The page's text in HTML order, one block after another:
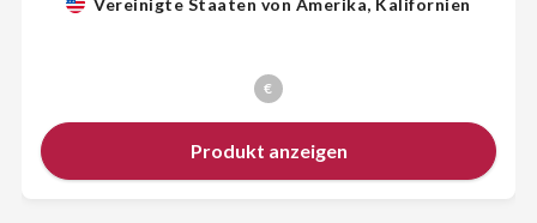
Vereinigte Staaten von Amerika, Kalifornien
€
Produkt anzeigen